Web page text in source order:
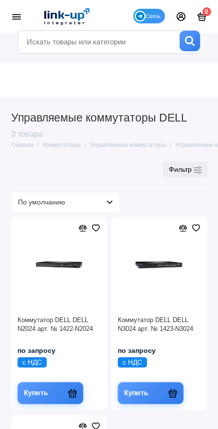
0
Управляемые коммутаторы DELL
3 товара
Главная Коммутаторы Управляемые коммутаторы Управляемые
Фильтр
Коммутатор DELL DELL
N2024 арт. № 1422-N2024
по запросу
с НДС
Купить
Коммутатор DELL DELL
N3024 арт. № 1423-N3024
по запросу
с НДС
Купить